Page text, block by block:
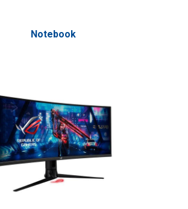
Notebook